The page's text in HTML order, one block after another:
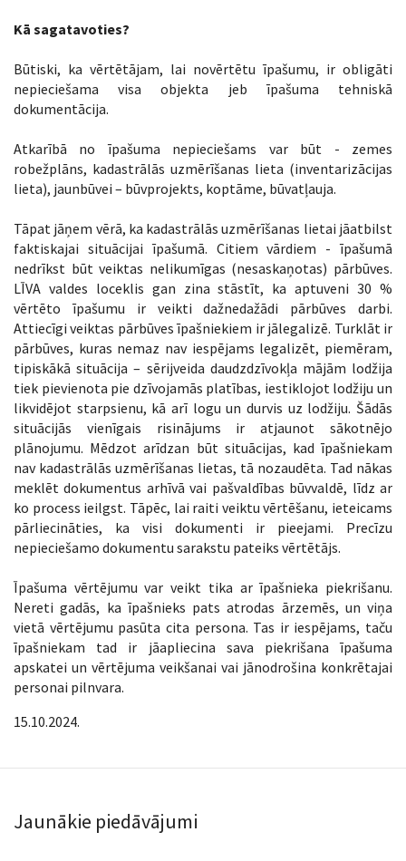
Kā sagatavoties?
Būtiski, ka vērtētājam, lai novērtētu īpašumu, ir obligāti
nepieciešama visa objekta jeb īpašuma tehniskā
dokumentācija.
Atkarībā no īpašuma nepieciešams var būt - zemes
robežplāns, kadastrālās uzmērīšanas lieta (inventarizācijas
lieta), jaunbūvei – būvprojekts, koptāme, būvatļauja.
Tāpat jāņem vērā, ka kadastrālās uzmērīšanas lietai jāatbilst
faktiskajai situācijai īpašumā. Citiem vārdiem - īpašumā
nedrīkst būt veiktas nelikumīgas (nesaskaņotas) pārbūves.
LĪVA valdes loceklis gan zina stāstīt, ka aptuveni 30 %
vērtēto īpašumu ir veikti dažnedažādi pārbūves darbi.
Attiecīgi veiktas pārbūves īpašniekiem ir jālegalizē. Turklāt ir
pārbūves, kuras nemaz nav iespējams legalizēt, piemēram,
tipiskākā situācija – sērijveida daudzdzīvokļa mājām lodžija
tiek pievienota pie dzīvojamās platības, iestiklojot lodžiju un
likvidējot starpsienu, kā arī logu un durvis uz lodžiju. Šādās
situācijās vienīgais risinājums ir atjaunot sākotnējo
plānojumu. Mēdzot arīdzan būt situācijas, kad īpašniekam
nav kadastrālās uzmērīšanas lietas, tā nozaudēta. Tad nākas
meklēt dokumentus arhīvā vai pašvaldības būvvaldē, līdz ar
ko process ieilgst. Tāpēc, lai raiti veiktu vērtēšanu, ieteicams
pārliecināties, ka visi dokumenti ir pieejami. Precīzu
nepieciešamo dokumentu sarakstu pateiks vērtētājs.
Īpašuma vērtējumu var veikt tika ar īpašnieka piekrišanu.
Nereti gadās, ka īpašnieks pats atrodas ārzemēs, un viņa
vietā vērtējumu pasūta cita persona. Tas ir iespējams, taču
īpašniekam tad ir jāapliecina sava piekrišana īpašuma
apskatei un vērtējuma veikšanai vai jānodrošina konkrētajai
personai pilnvara.
15.10.2024.
Jaunākie piedāvājumi